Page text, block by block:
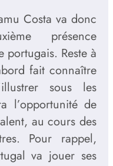
Costa va donc
présence
portugais. Reste à
fait connaître
sous les
l’opportunité de
au cours des
Pour rappel,
va jouer ses